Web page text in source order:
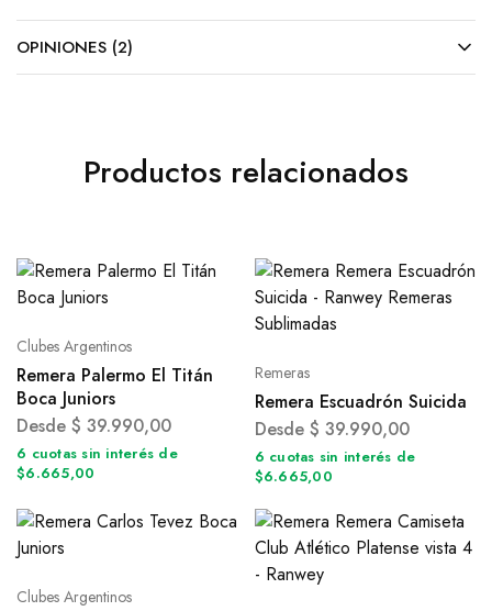
OPINIONES (2)
Productos relacionados
Clubes Argentinos
Remera Palermo El Titán
Boca Juniors
Desde $ 39.990,00
6 cuotas sin interés de
$6.665,00
Remeras
Remera Escuadrón Suicida
Desde $ 39.990,00
6 cuotas sin interés de
$6.665,00
Clubes Argentinos